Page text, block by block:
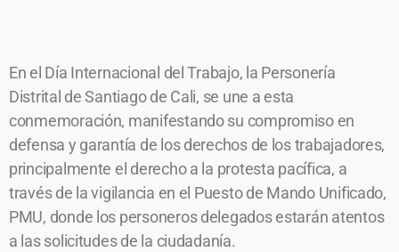
En el Día Internacional del Trabajo, la Personería
Distrital de Santiago de Cali, se une a esta
conmemoración, manifestando su compromiso en
defensa y garantía de los derechos de los trabajadores,
principalmente el derecho a la protesta pacífica, a
través de la vigilancia en el Puesto de Mando Unificado,
PMU, donde los personeros delegados estarán atentos
a las solicitudes de la ciudadanía.